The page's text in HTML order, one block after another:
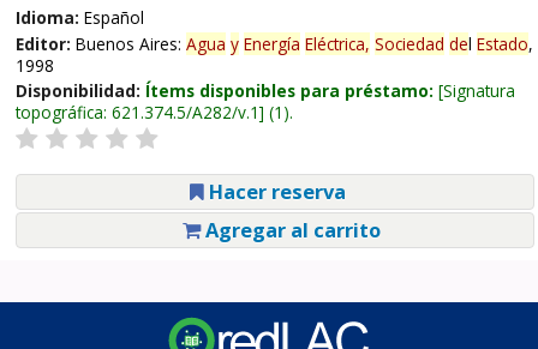
Idioma: Español
Editor: Buenos Aires: Agua y Energía Eléctrica, Sociedad del Estado,
1998
Disponibilidad: Ítems disponibles para préstamo: Signatura
topográfica: 621.374.5/A282/v.1 (1).
Hacer reserva
Agregar al carrito